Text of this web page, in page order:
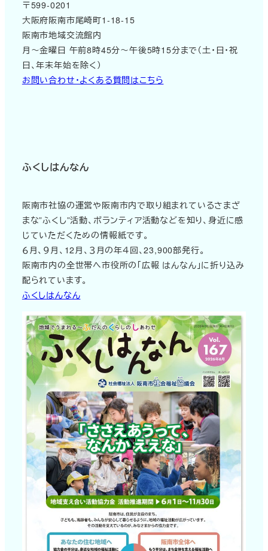
〒599-0201
大阪府阪南市尾崎町1-18-15
阪南市地域交流館内
月～金曜日 午前8時45分～午後5時15分まで（土・日・祝
日、年末年始を除く）
お問い合わせ・よくある質問はこちら
ふくしはんなん
阪南市社協の運営や阪南市内で取り組まれているさまざ
まな”ふくし”活動、ボランティア活動などを知り、身近に感
じていただくための情報紙です。
６月、９月、12月、３月の年４回、23,900部発行。
阪南市内の全世帯へ市役所の「広報 はんなん」に折り込み
配られています。
ふくしはんなん